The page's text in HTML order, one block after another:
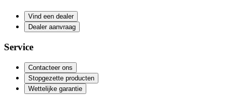
Vind een dealer
Dealer aanvraag
Service
Contacteer ons
Stopgezette producten
Wettelijke garantie